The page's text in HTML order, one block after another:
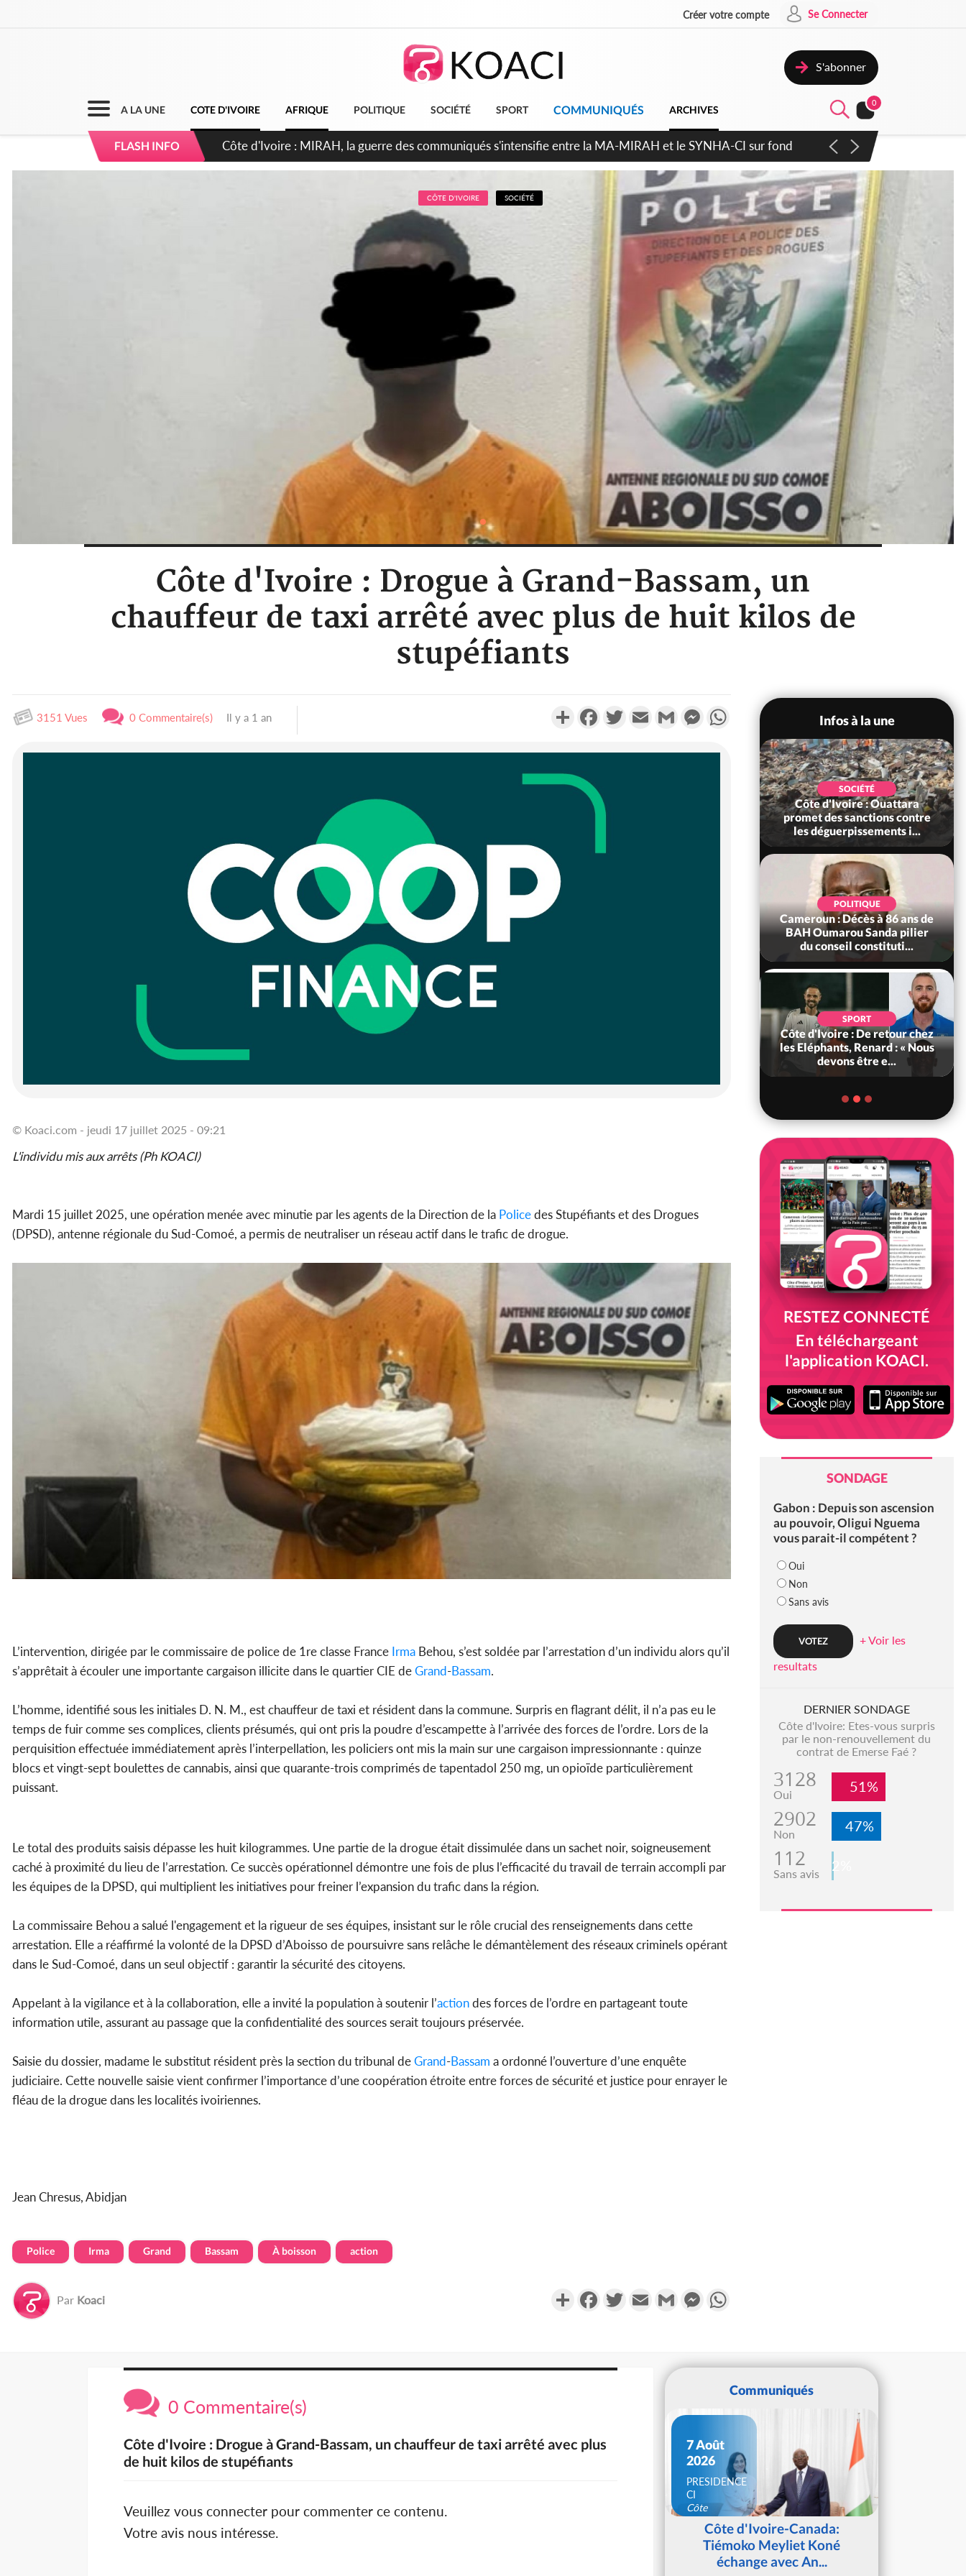
Créer votre compte Se Connecter
S'abonner
A LA UNE COTE D'IVOIRE AFRIQUE POLITIQUE SOCIÉTÉ SPORT COMMUNIQUÉS ARCHIVES
0
FLASH INFO Côte d'Ivoire : Indépendance 2026, Thiam plaide pour un environnement démocratique plus apaisé
CÔTE D'IVOIRE SOCIÉTÉ
Côte d'Ivoire : Drogue à Grand-Bassam, un
chauffeur de taxi arrêté avec plus de huit kilos de
stupéfiants
3151 Vues 0 Commentaire(s) Il y a 1 an PartagerFacebookTwitterEmail Gmail MessengerWhatsApp
© Koaci.com - jeudi 17 juillet 2025 - 09:21
L'individu mis aux arrêts (Ph KOACI)
Mardi 15 juillet 2025, une opération menée avec minutie par les agents de la Direction de la Policedes Stupéfiants et des Drogues
(DPSD), antenne régionale du Sud-Comoé, a permis de neutraliser un réseau actif dans le trafic de drogue.
L’intervention, dirigée par le commissaire de police de 1re classe France Irma Behou, s’est soldée par l’arrestation d’un individu alors qu’il
s’apprêtait à écouler une importante cargaison illicite dans le quartier CIE deGrand-Bassam.
L’homme, identifié sous les initiales D. N. M., est chauffeur de taxi et résident dans la commune. Surpris en flagrant délit, il n’a pas eu le
temps de fuir comme ses complices, clients présumés, qui ont pris la poudre d’escampette à l’arrivée des forces de l’ordre. Lors de la
perquisition effectuée immédiatement après l’interpellation, les policiers ont mis la main sur une cargaison impressionnante : quinze
blocs et vingt-sept boulettes de cannabis, ainsi que quarante-trois comprimés de tapentadol 250 mg, un opioïde particulièrement
puissant.
Le total des produits saisis dépasse les huit kilogrammes. Une partie de la drogue était dissimulée dans un sachet noir, soigneusement
caché à proximité du lieu de l’arrestation. Ce succès opérationnel démontre une fois de plus l’efficacité du travail de terrain accompli par
les équipes de la DPSD, qui multiplient les initiatives pour freiner l’expansion du trafic dans la région.
La commissaire Behou a salué l'engagement et la rigueur de ses équipes, insistant sur le rôle crucial des renseignements dans cette
arrestation. Elle a réaffirmé la volonté de la DPSD d’Aboisso de poursuivre sans relâche le démantèlement des réseaux criminels opérant
dans le Sud-Comoé, dans un seul objectif : garantir la sécurité des citoyens.
Appelant à la vigilance et à la collaboration, elle a invité la population à soutenir l’actiondes forces de l’ordre en partageant toute
information utile, assurant au passage que la confidentialité des sources serait toujours préservée.
Saisie du dossier, madame le substitut résident près la section du tribunal deGrand-Bassam a ordonné l’ouverture d’une enquête
judiciaire. Cette nouvelle saisie vient confirmer l’importance d’une coopération étroite entre forces de sécurité et justice pour enrayer le
fléau de la drogue dans les localités ivoiriennes.
Jean Chresus, Abidjan
Police Irma Grand Bassam À boisson action
Par Koaci PartagerFacebookTwitterEmail Gmail Messenger
Infos à la une
Côte d'Ivoire : Après le pari
réussi du 66e anniversaire,
SOCIÉTÉ
Côte d'Ivoire : Ouattara
promet des sanctions contre
les déguerpissements i...
POLITIQUE
Cameroun : Décès à 86 ans de
BAH Oumarou Sanda pilier
du conseil constituti...
SPORT
Côte d'Ivoire : De retour chez
les Eléphants, Renard : « Nous
devons être e...
RESTEZ CONNECTÉ
En téléchargeant
l'application KOACI.
SONDAGE
Gabon : Depuis son ascension
au pouvoir, Oligui Nguema
vous parait-il compétent ?
Oui
Non
Sans avis
+ Voir les
resultats
DERNIER SONDAGE
Côte d'Ivoire: Etes-vous surpris
par le non-renouvellement du
contrat de Emerse Faé ?
3128
Oui 51%
2902
Non 47%
112
Sans avis 2%
0 Commentaire(s)
Côte d'Ivoire : Drogue à Grand-Bassam, un chauffeur de taxi arrêté avec plus
de huit kilos de stupéfiants
Veuillez vous connecter pour commenter ce contenu.
Votre avis nous intéresse.
Communiqués
7 Août
2026
PRESIDENCE
CI
Côte
d'IvoireCôte d'Ivoire-Canada:
Tiémoko Meyliet Koné
échange avec An...